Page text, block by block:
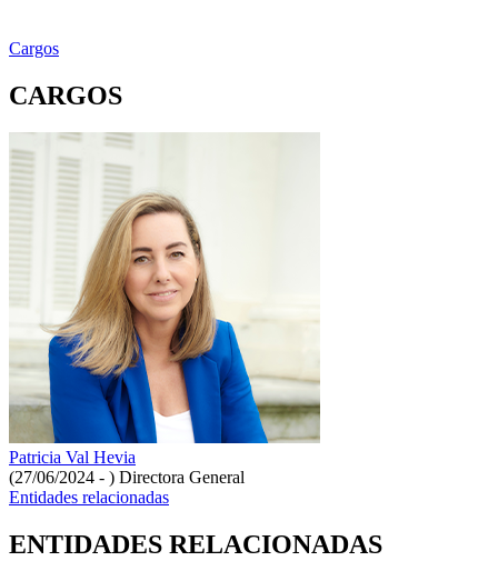
Cargos
CARGOS
Patricia Val Hevia
(27/06/2024 - ) Directora General
Entidades relacionadas
ENTIDADES RELACIONADAS